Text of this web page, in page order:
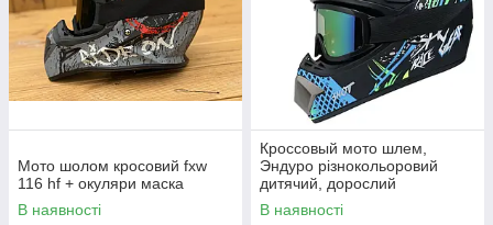
Мото шолом кросовий fxw
116 hf + окуляри маска
В наявності
Кроссовый мото шлем,
Эндуро різнокольоровий
дитячий, дорослий
В наявності